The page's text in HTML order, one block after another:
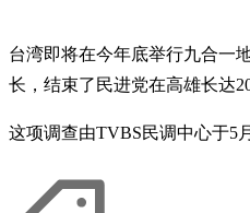
台湾即将在今年底举行九合一
长，结束了民进党在高雄长达
这项调查由TVBS民调中心于5